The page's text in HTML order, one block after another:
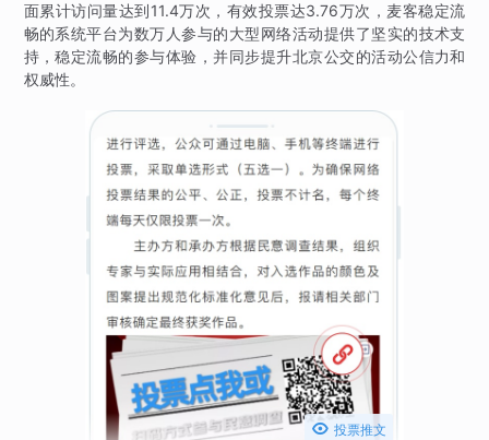
面累计访问量达到11.4万次，有效投票达3.76万次，麦客稳定流
畅的系统平台为数万人参与的大型网络活动提供了坚实的技术支
持，稳定流畅的参与体验，并同步提升北京公交的活动公信力和
权威性。
 投票推文